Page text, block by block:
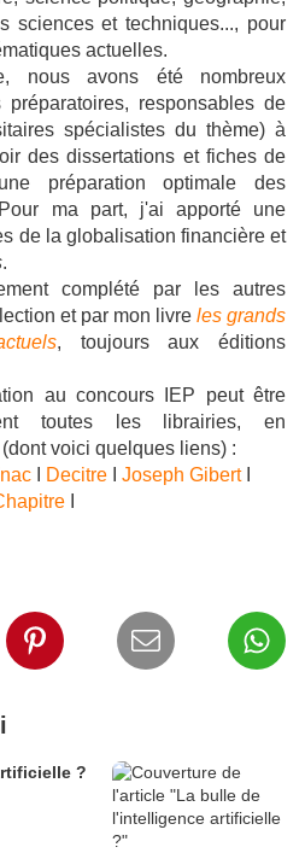
sciences et techniques..., pour
actuelles.
nous avons été nombreux
responsables de
spécialistes du thème) à
des dissertations et fiches de
préparation optimale des
ma part, j'ai apporté une
de la globalisation financière et
.
complété par les autres
et par mon livre les grands
, toujours aux éditions
au concours IEP peut être
toutes les librairies, en
voici quelques liens) :
Decitre Joseph GibertI
I
?